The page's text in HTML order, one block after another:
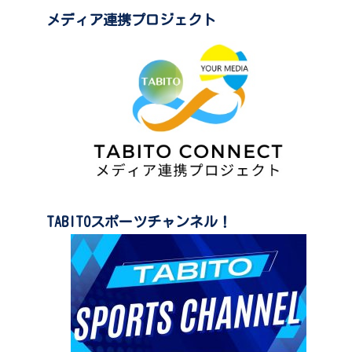
メディア連携プロジェクト
TABITOスポーツチャンネル！